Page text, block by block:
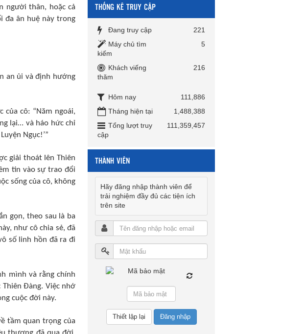
người thân, hoặc cả
đa ân huệ này trong
an ủi và định hướng
cô: “Năm ngoái,
lại… và háo hức chỉ
Ngục!’”
giải thoát lên Thiên
tin vào sự trao đổi
sống của cô, không
gọn, theo sau là ba
như cô chia sẻ, đã
số linh hồn đã ra đi
mình và rằng chính
Đàng. Việc nhớ
cuộc đời này.
tầm quan trọng của
THỐNG KÊ TRUY CẬP
Đang truy cập
221
Máy chủ tìm
kiếm
5
Khách viếng
thăm
216
Hôm nay
111,886
Tháng hiện tại
1,488,388
Tổng lượt truy
cập
111,359,457
THÀNH VIÊN
Hãy đăng nhập thành viên để
trải nghiệm đầy đủ các tiện ích
trên site
Đăng nhập